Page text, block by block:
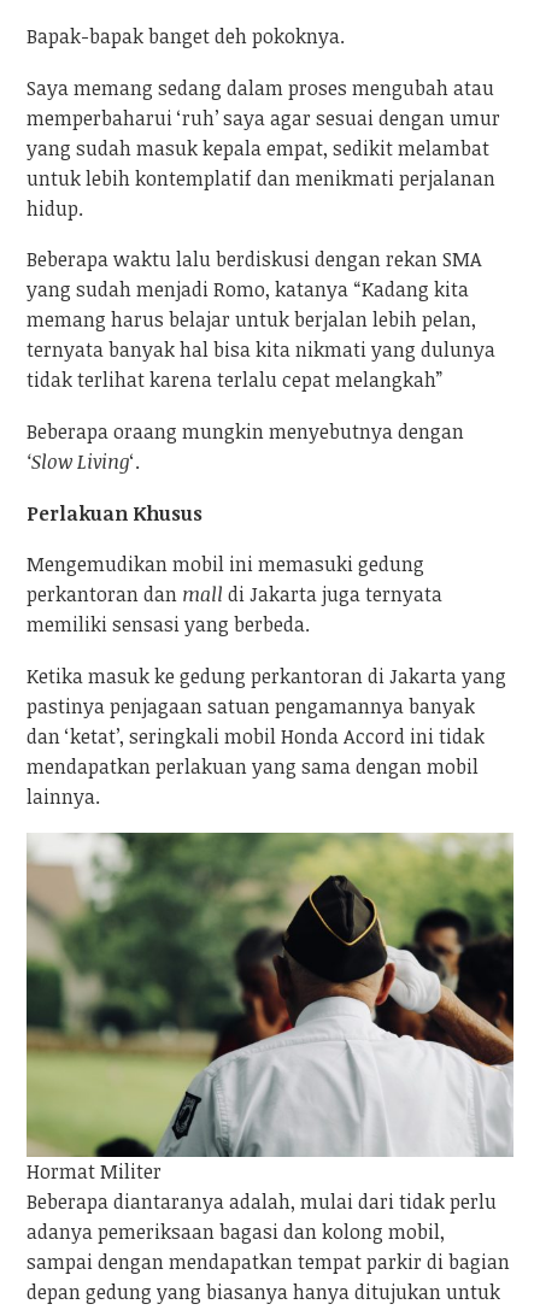
Bapak-bapak banget deh pokoknya.
Saya memang sedang dalam proses mengubah atau
memperbaharui ‘ruh’ saya agar sesuai dengan umur
yang sudah masuk kepala empat, sedikit melambat
untuk lebih kontemplatif dan menikmati perjalanan
hidup.
Beberapa waktu lalu berdiskusi dengan rekan SMA
yang sudah menjadi Romo, katanya “Kadang kita
memang harus belajar untuk berjalan lebih pelan,
ternyata banyak hal bisa kita nikmati yang dulunya
tidak terlihat karena terlalu cepat melangkah”
Beberapa oraang mungkin menyebutnya dengan
‘Slow Living‘.
Perlakuan Khusus
Mengemudikan mobil ini memasuki gedung
perkantoran dan malldi Jakarta juga ternyata
memiliki sensasi yang berbeda.
Ketika masuk ke gedung perkantoran di Jakarta yang
pastinya penjagaan satuan pengamannya banyak
dan ‘ketat’, seringkali mobil Honda Accord ini tidak
mendapatkan perlakuan yang sama dengan mobil
lainnya.
Hormat Militer
Beberapa diantaranya adalah, mulai dari tidak perlu
adanya pemeriksaan bagasi dan kolong mobil,
sampai dengan mendapatkan tempat parkir di bagian
depan gedung yang biasanya hanya ditujukan untuk